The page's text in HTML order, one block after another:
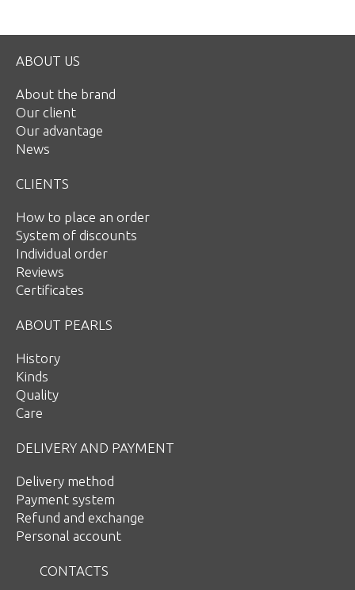
ABOUT US
About the brand
Our client
Our advantage
News
CLIENTS
How to place an order
System of discounts
Individual order
Reviews
Certificates
ABOUT PEARLS
History
Kinds
Quality
Care
DELIVERY AND PAYMENT
Delivery method
Payment system
Refund and exchange
Personal account
CONTACTS